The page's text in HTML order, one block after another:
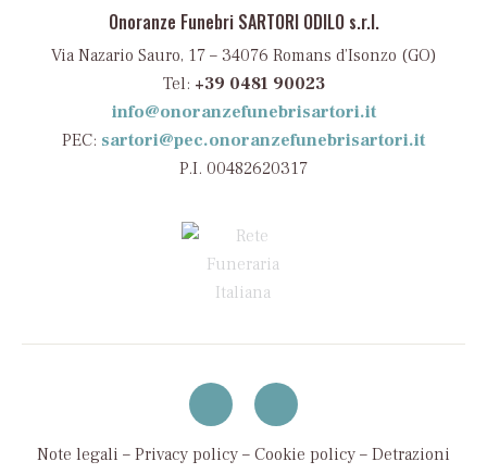
Onoranze Funebri SARTORI ODILO s.r.l.
Via Nazario Sauro, 17 – 34076 Romans d’Isonzo (GO)
Tel: +39 0481 90023
info@onoranzefunebrisartori.it
PEC: sartori@pec.onoranzefunebrisartori.it
P.I. 00482620317
Note legali – Privacy policy – Cookie policy – Detrazioni